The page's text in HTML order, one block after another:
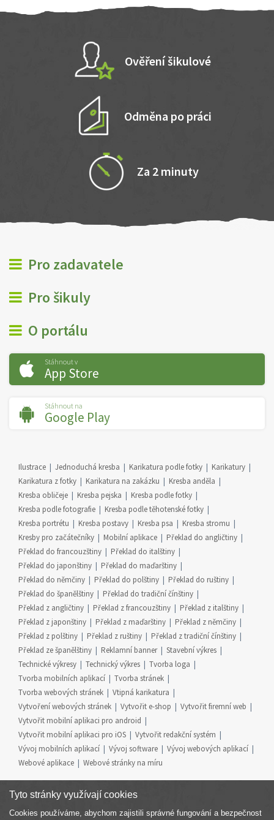
Ověření šikulové
Odměna po práci
Za 2 minuty
Pro zadavatele
Pro šikuly
O portálu
Stáhnout v
App Store
Stáhnout na
Google Play
Ilustrace Jednoduchá kresba Karikatura podle fotky
Karikatury
Karikatura z fotky
Karikatura na zakázku
Kresba anděla
Kresba obličeje
Kresba pejska
Kresba podle fotky
Kresba podle fotografie
Kresba podle těhotenské fotky
Kresba portrétu
Kresba postavy Kresba psa
Kresba stromu
Kresby pro začátečníky
Mobilní aplikace
Překlad do angličtiny
Překlad do francouzštiny
Překlad do italštiny
Překlad do japonštiny
Překlad do maďarštiny
Překlad do němčiny
Překlad do polštiny
Překlad do ruštiny
Překlad do španělštiny
Překlad do tradiční čínštiny
Překlad z angličtiny
Překlad z francouzštiny
Překlad z italštiny
Překlad z japonštiny
Překlad z maďarštiny
Překlad z němčiny
Překlad z polštiny
Překlad z ruštiny
Překlad z tradiční čínštiny
Překlad ze španělštiny
Reklamní banner
Stavební výkres
Technické výkresy
Technický výkres
Tvorba loga
Tvorba mobilních aplikací
Tvorba stránek
Tvorba webových stránek
Vtipná karikatura
Vytvoření webových stránek
Vytvořit e-shop
Vytvořit firemní web
Vytvořit mobilní aplikaci pro android
Vytvořit mobilní aplikaci pro iOS
Vytvořit redakční systém
Vývoj mobilních aplikací
Vývoj software
Vývoj webových aplikací
Webové aplikace
Webové stránky na míru
Tyto stránky využívají cookies
Cookies používáme, abychom zajistili správné fungování a bezpečnost